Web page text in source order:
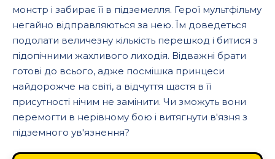
монстр і забирає її в підземелля. Герої мультфільму
негайно відправляються за нею. Їм доведеться
подолати величезну кількість перешкод і битися з
підопічними жахливого лиходія. Відважні брати
готові до всього, адже посмішка принцеси
найдорожче на світі, а відчуття щастя в її
присутності нічим не замінити. Чи зможуть вони
перемогти в нерівному бою і витягнути в'язня з
підземного ув'язнення?